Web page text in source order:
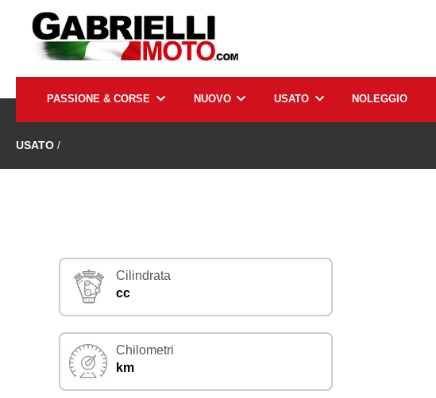
PASSIONE & CORSE NUOVO USATO NOLEGGIO
USATO /
Cilindrata
cc
Chilometri
km